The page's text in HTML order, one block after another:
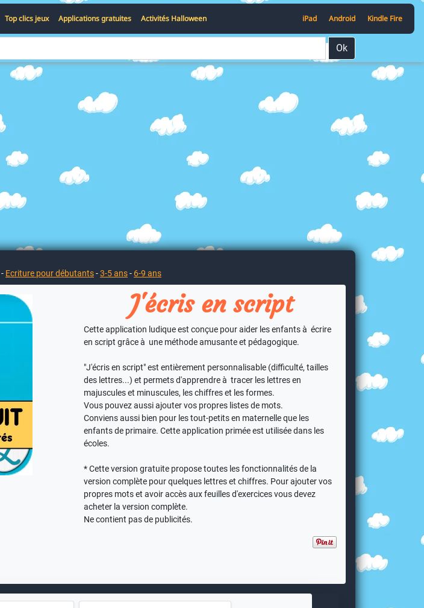
Top clics jeux Applications gratuites Activités Halloween iPad Android Kindle Fire
Ok
- Ecriture pour débutants-3-5 ans- 6-9 ans
J'écris en script
Cette application ludique est conçue pour aider les enfants à écrire
en script grâce à une méthode amusante et pédagogique.
"J'écris en script" est entièrement personnalisable (difficulté, tailles
des lettres...) et permets d'apprendre à tracer les lettres en
majuscules et minuscules, les chiffres et les formes.
Vous pouvez aussi ajouter vos propres listes de mots.
Conviens aussi bien pour les tout-petits en maternelle que les
enfants de primaire. Cette application primée est utilisée dans les
écoles.
* Cette version gratuite propose toutes les fonctionnalités de la
version complète pour quelques lettres et chiffres. Pour ajouter vos
propres mots et avoir accès aux feuilles d'exercices vous devez
acheter la version complète.
Ne contient pas de publicités.